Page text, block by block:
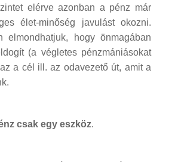
elérve azonban a pénz már
élet-minőség javulást okozni.
elmondhatjuk, hogy önmagában
(a végletes pénzmániásokat
a cél ill. az odavezető út, amit a
csak egy eszköz.